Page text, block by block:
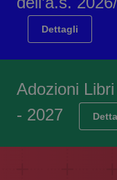
Dettagli
Adozioni
- 2027